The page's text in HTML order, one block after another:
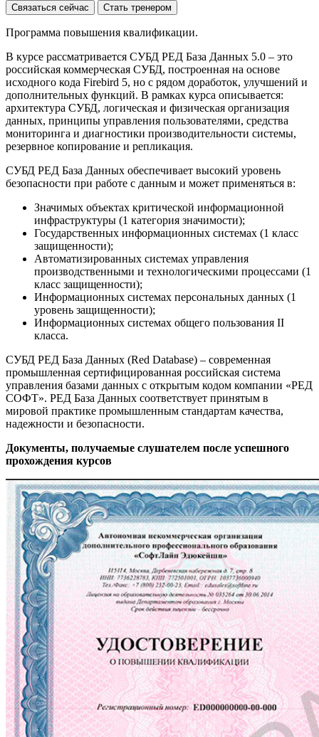
Связаться сейчас Стать тренером
Программа повышения квалификации.
В курсе рассматривается СУБД РЕД База Данных 5.0 – это
российская коммерческая СУБД, построенная на основе
исходного кода Firebird 5, но с рядом доработок, улучшений и
дополнительных функций. В рамках курса описывается:
архитектура СУБД, логическая и физическая организация
данных, принципы управления пользователями, средства
мониторинга и диагностики производительности системы,
резервное копирование и репликация.
СУБД РЕД База Данных обеспечивает высокий уровень
безопасности при работе с данным и может применяться в:
Значимых объектах критической информационной
инфраструктуры (1 категория значимости);
Государственных информационных системах (1 класс
защищенности);
Автоматизированных системах управления
производственными и технологическими процессами (1
класс защищенности);
Информационных системах персональных данных (1
уровень защищенности);
Информационных системах общего пользования II
класса.
СУБД РЕД База Данных (Red Database) – современная
промышленная сертифицированная российская система
управления базами данных с открытым кодом компании «РЕД
СОФТ». РЕД База Данных соответствует принятым в
мировой практике промышленным стандартам качества,
надежности и безопасности.
Документы, получаемые слушателем после успешного
прохождения курсов